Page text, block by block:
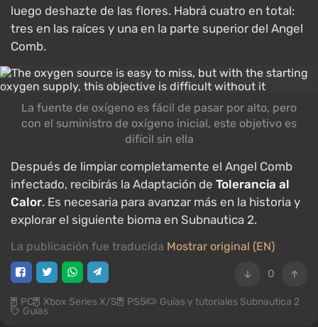
luego deshazte de las flores. Habrá cuatro en total:
tres en las raíces y una en la parte superior del Angel
Comb.
La fuente de oxígeno es fácil de pasar por alto, pero
con el suministro de oxígeno inicial, este objetivo es
difícil sin ella
Después de limpiar completamente el Angel Comb
infectado, recibirás la Adaptación de Tolerancia al
Calor. Es necesaria para avanzar más en la historia y
explorar el siguiente bioma en Subnautica 2.
La publicación fue traducida Mostrar original (EN)
0
PC Xbox Series X/S PS5 Guías y tutoriales Subnautica 2
Guías